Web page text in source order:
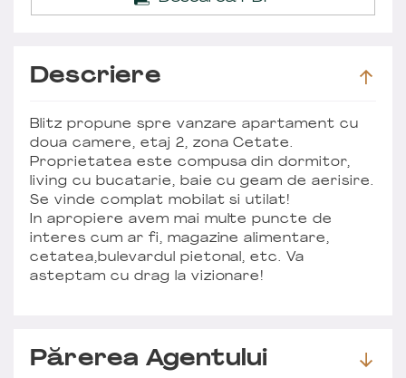
Descriere
Blitz propune spre vanzare apartament cu
doua camere, etaj 2, zona Cetate.
Proprietatea este compusa din dormitor,
living cu bucatarie, baie cu geam de aerisire.
Se vinde complat mobilat si utilat!
In apropiere avem mai multe puncte de
interes cum ar fi, magazine alimentare,
cetatea,bulevardul pietonal, etc. Va
asteptam cu drag la vizionare!
Părerea Agentului